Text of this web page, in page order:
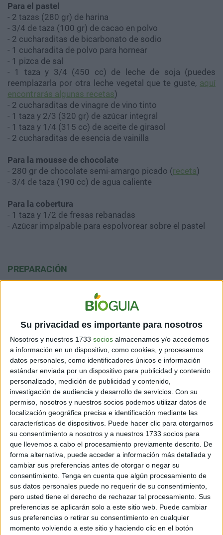
Su privacidad es importante para nosotros
Nosotros y nuestros 1733 socios almacenamos y/o accedemos
a información en un dispositivo, como cookies, y procesamos
datos personales, como identificadores únicos e información
estándar enviada por un dispositivo para publicidad y contenido
personalizado, medición de publicidad y contenido,
investigación de audiencia y desarrollo de servicios. Con su
permiso, nosotros y nuestros socios podemos utilizar datos de
localización geográfica precisa e identificación mediante las
características de dispositivos. Puede hacer clic para otorgarnos
su consentimiento a nosotros y a nuestros 1733 socios para
que llevemos a cabo el procesamiento previamente descrito. De
forma alternativa, puede acceder a información más detallada y
cambiar sus preferencias antes de otorgar o negar su
consentimiento. Tenga en cuenta que algún procesamiento de
sus datos personales puede no requerir de su consentimiento,
pero usted tiene el derecho de rechazar tal procesamiento. Sus
preferencias se aplicarán solo a este sitio web. Puede cambiar
sus preferencias o retirar su consentimiento en cualquier
momento volviendo a este sitio y haciendo clic en el botón
Para el pastel
- 2 tazas (280 gr) de harina
- 3/4 de taza (100 gr) de cacao en polvo
- 2 cucharaditas de bicarbonato de sodio
- 1 cucharadita de polvo para hornear
- 1 pizca de sal
- 1 taza y 3/4 (450 cc) de leche de soja (puedes
reemplazarla por otra leche vegetal que te guste, aquí
encontrarás algunas recetas)
- 2 cucharaditas de vinagre de vino tinto
- 1 taza y 2/3 (320 gr) de azúcar integral
- 1 taza y 1/4 (315 cc) de aceite de girasol
- 2 cucharaditas de esencia de vainilla
Para la mousse de chocolate
- 280 gr de chocolate semi-amargo picado (receta)
- 3/4 de taza (190 cc) de agua caliente
Para la cobertura
- 1 taza y 1/2 de fresas rebanadas
- Azúcar impalpable para espolvorear sobre el pastel
PREPARACIÓN
Para hacer el pastel:
1. Precalienta el horno a 180°C. Con un poquito de
aceite, unta un molde de 20 cm.
2. En un recipiente grande, tamiza la harina, el cacao, el
bicarbonato, el polvo para hornear y la sal, todos
juntos. Mezcla un poquito para integrar los
ingredientes y forma un pozo en el centro.
3. Dentro del pozo, vierte la leche de soja, el vinagre, el